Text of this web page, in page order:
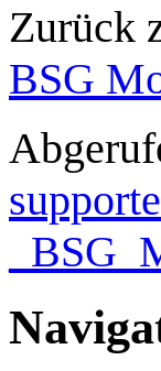
Zurück
BSG